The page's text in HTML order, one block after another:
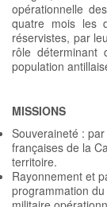
opérationnelle
quatre mois les
réservistes, par
rôle
population
MISSIONS
Souveraineté :
françaises de la
territoire.
Rayonnement et
programmation